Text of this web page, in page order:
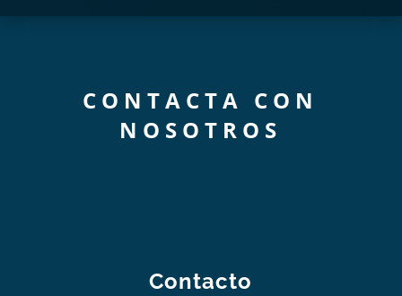
CONTACTA CON
NOSOTROS
Contacto